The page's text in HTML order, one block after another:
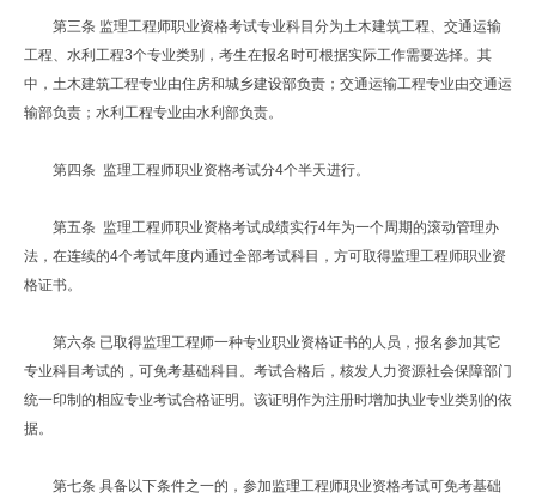
第三条 监理工程师职业资格考试专业科目分为土木建筑工程、交通运输
工程、水利工程3个专业类别，考生在报名时可根据实际工作需要选择。其
中，土木建筑工程专业由住房和城乡建设部负责；交通运输工程专业由交通运
输部负责；水利工程专业由水利部负责。
第四条 监理工程师职业资格考试分4个半天进行。
第五条 监理工程师职业资格考试成绩实行4年为一个周期的滚动管理办
法，在连续的4个考试年度内通过全部考试科目，方可取得监理工程师职业资
格证书。
第六条 已取得监理工程师一种专业职业资格证书的人员，报名参加其它
专业科目考试的，可免考基础科目。考试合格后，核发人力资源社会保障部门
统一印制的相应专业考试合格证明。该证明作为注册时增加执业专业类别的依
据。
第七条 具备以下条件之一的，参加监理工程师职业资格考试可免考基础